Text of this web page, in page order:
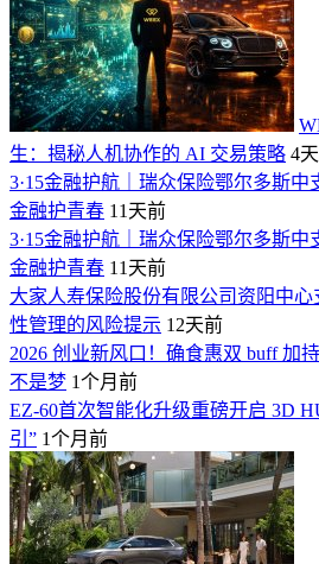
生：揭秘人机协作的 AI 交易策略 4
3·15金融护航｜瑞众保险鄂尔多斯中
金融护青春 11天前
3·15金融护航｜瑞众保险鄂尔多斯中
金融护青春 11天前
大家人寿保险股份有限公司资阳中
性管理的风险提示 12天前
2026 创业新风口！确食惠双 buff 加
不是梦 1个月前
EZ-60首次智能化升级重磅开启 3D
引” 1个月前